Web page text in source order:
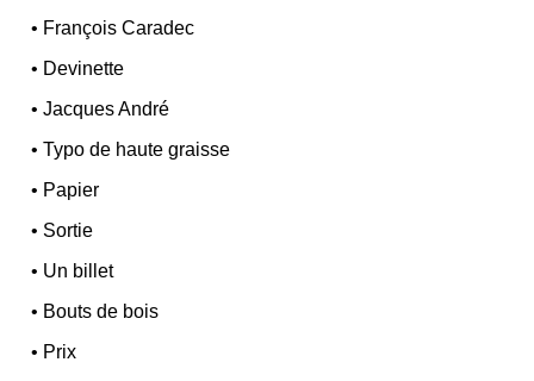
• François Caradec
• Devinette
•Jacques André
•Typo de haute graisse
• Papier
• Sortie
• Un billet
• Bouts de bois
• Prix